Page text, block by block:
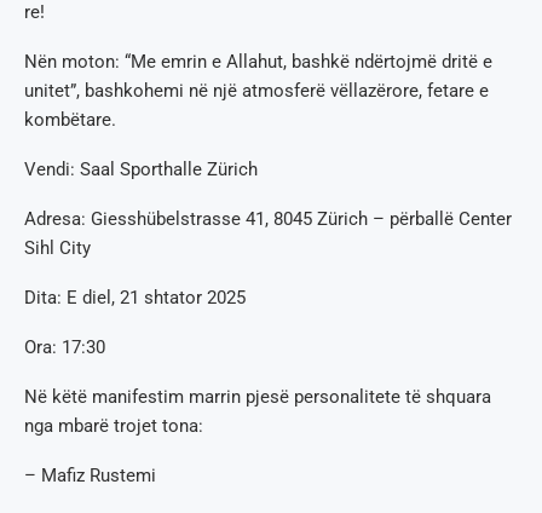
re!
Nën moton: “Me emrin e Allahut, bashkë ndërtojmë dritë e
unitet”, bashkohemi në një atmosferë vëllazërore, fetare e
kombëtare.
Vendi: Saal Sporthalle Zürich
Adresa: Giesshübelstrasse 41, 8045 Zürich – përballë Center
Sihl City
Dita: E diel, 21 shtator 2025
Ora: 17:30
Në këtë manifestim marrin pjesë personalitete të shquara
nga mbarë trojet tona:
– Mafiz Rustemi